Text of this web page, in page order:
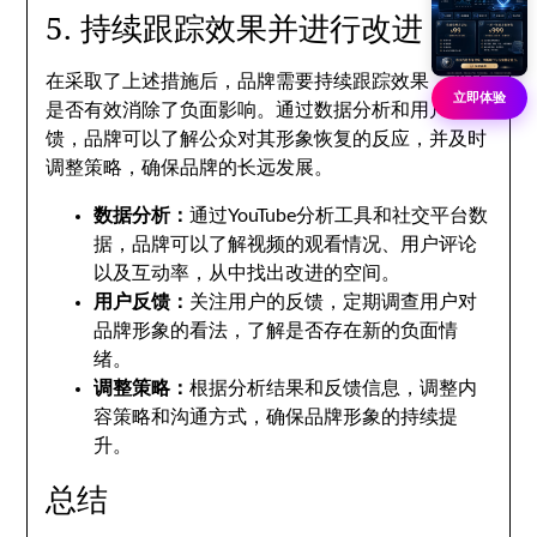
5. 持续跟踪效果并进行改进
在采取了上述措施后，品牌需要持续跟踪效果，评估
是否有效消除了负面影响。通过数据分析和用户反
馈，品牌可以了解公众对其形象恢复的反应，并及时
调整策略，确保品牌的长远发展。
数据分析：通过YouTube分析工具和社交平台数
据，品牌可以了解视频的观看情况、用户评论
以及互动率，从中找出改进的空间。
用户反馈： 关注用户的反馈，定期调查用户对
品牌形象的看法，了解是否存在新的负面情
绪。
调整策略：根据分析结果和反馈信息，调整内
容策略和沟通方式，确保品牌形象的持续提
升。
总结
立即体验